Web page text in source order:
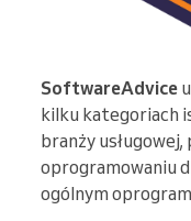
SoftwareAdvice
kilku kategoriach
branży
oprogramowaniu
ogólnym